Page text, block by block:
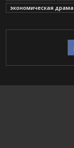
экономическая драма